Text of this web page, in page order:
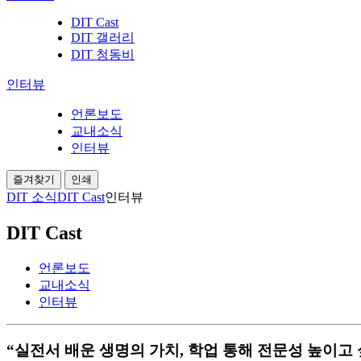
DIT Cast
DIT 갤러리
DIT 청동비
인터뷰
언론보도
교내소식
인터뷰
즐겨찾기 인쇄
DIT 소식DIT Cast인터뷰
DIT Cast
언론보도
교내소식
인터뷰
“실전서 배운 생명의 가치, 학업 통해 전문성 높이고